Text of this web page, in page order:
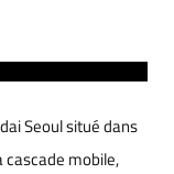
Seoul situé dans
cascade mobile,